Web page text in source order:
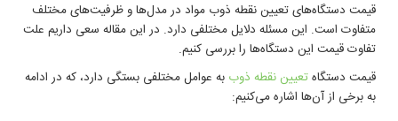
قیمت دستگاه‌های تعیین نقطه ذوب مواد در مدل‌ها و ظرفیت‌های مختلف
متفاوت است. این مسئله دلایل مختلفی دارد. در این مقاله سعی داریم علت
تفاوت قیمت این دستگاه‌ها را بررسی کنیم.
قیمت دستگاه‌تعیین نقطه ذوب به عوامل مختلفی بستگی دارد، که در ادامه
به برخی از آن‌ها اشاره می‌کنیم: